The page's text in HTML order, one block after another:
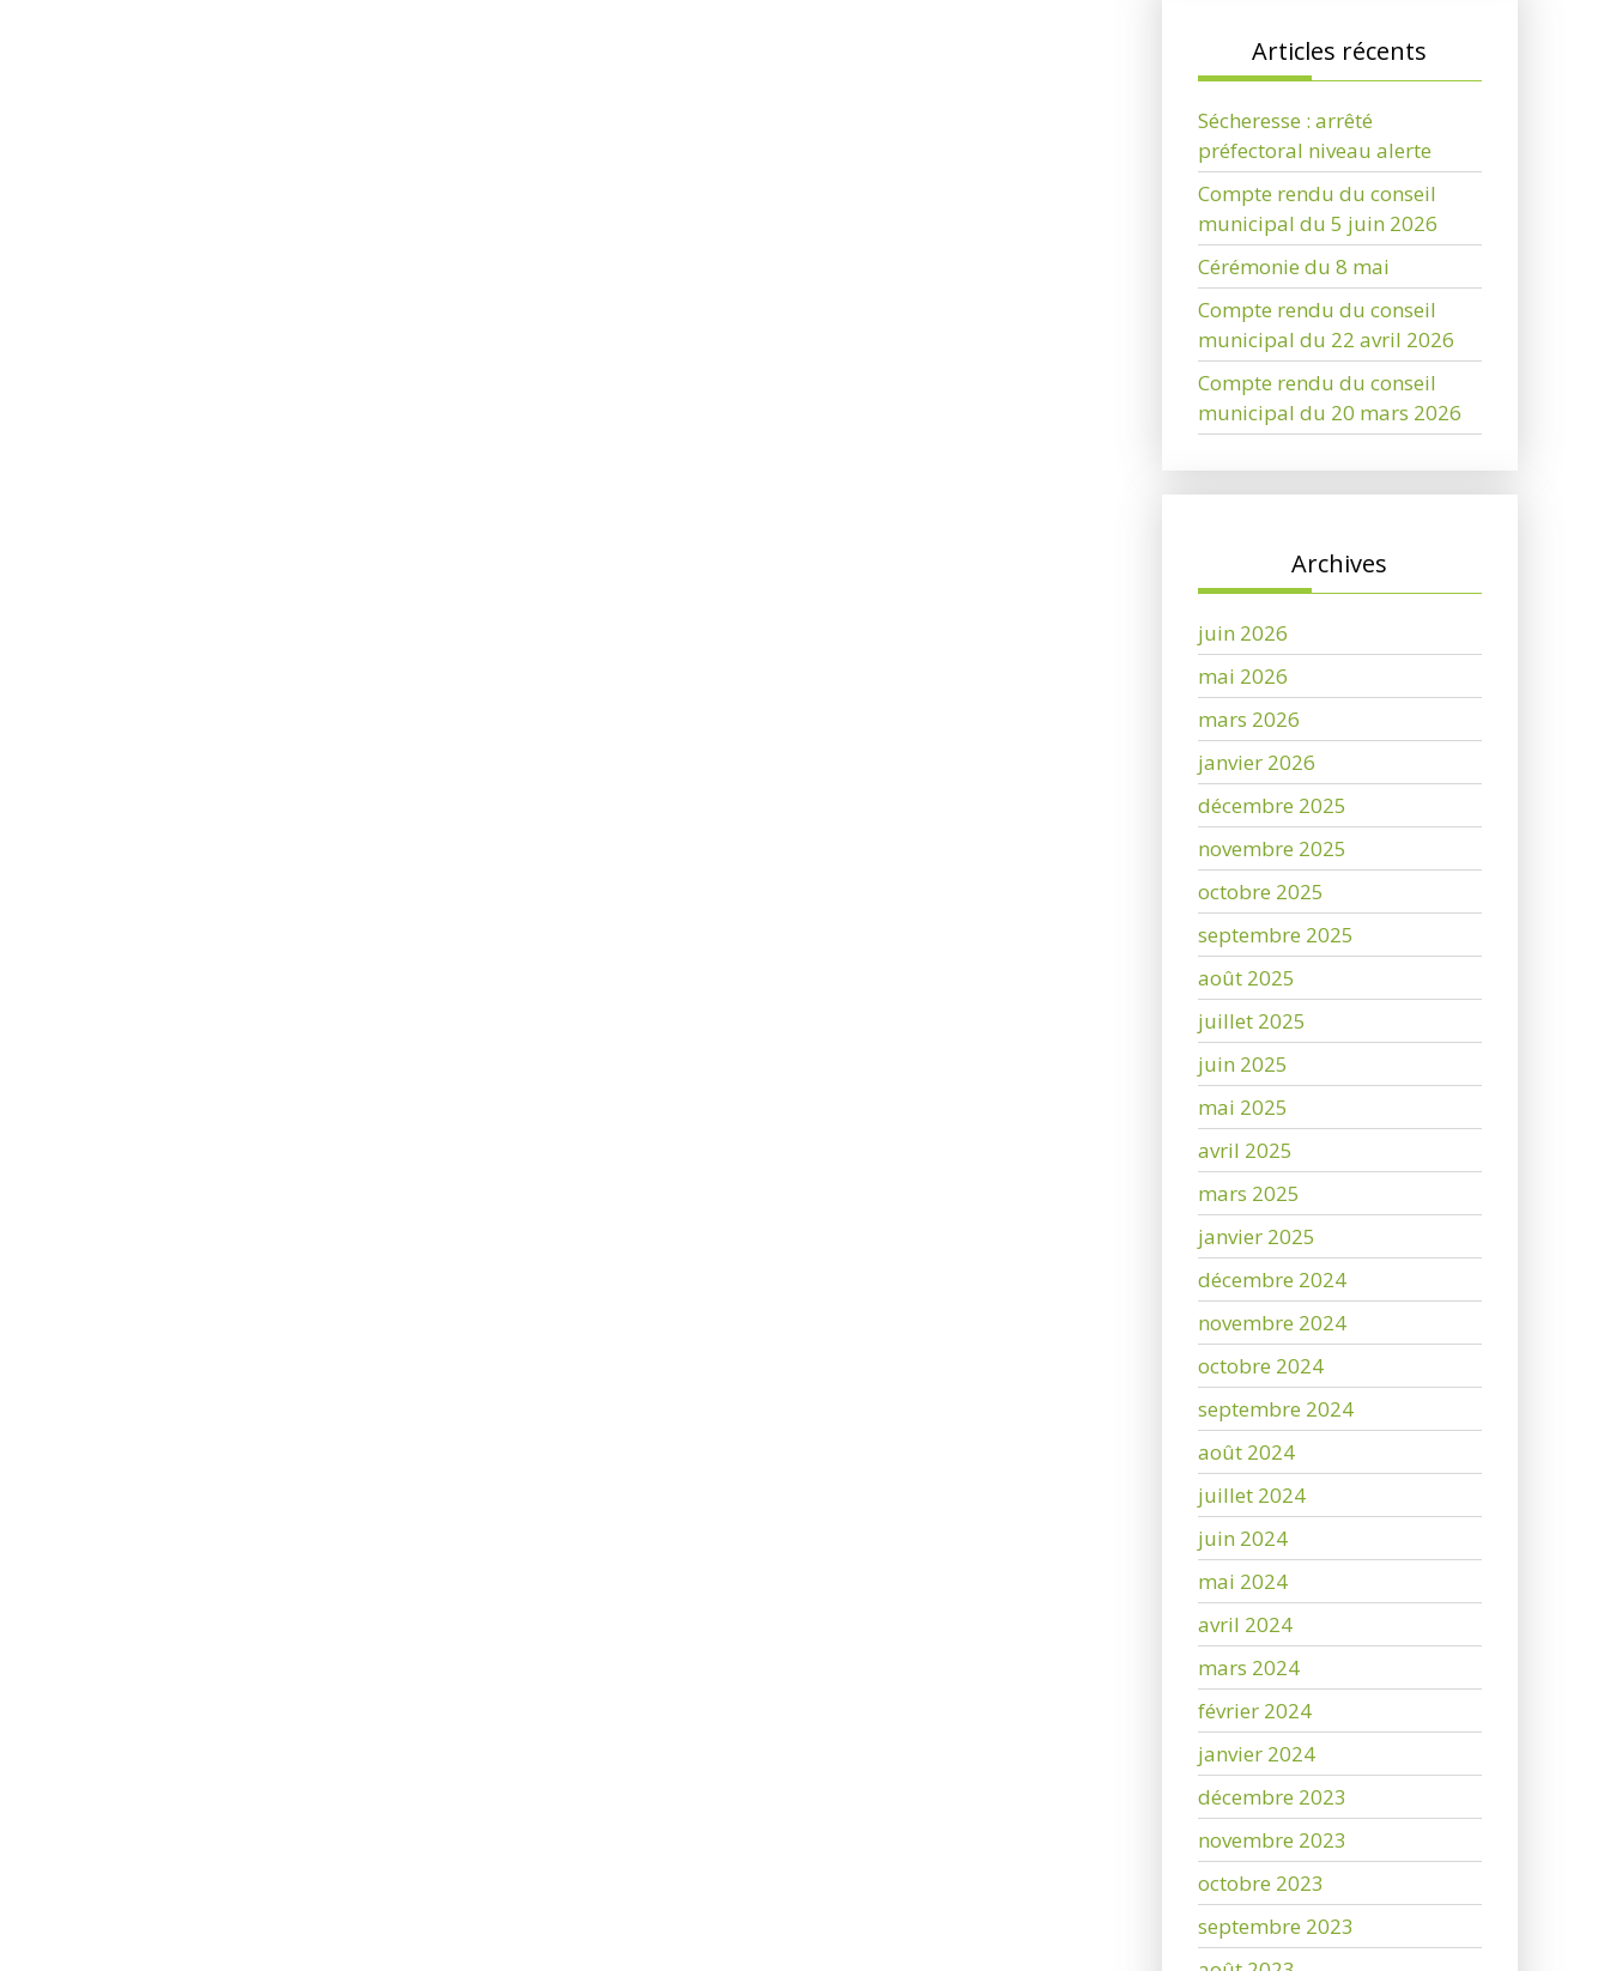
Articles récents
Sécheresse : arrêté
préfectoral niveau alerte
Compte rendu du conseil
municipal du 5 juin 2026
Cérémonie du 8 mai
Compte rendu du conseil
municipal du 22 avril 2026
Compte rendu du conseil
municipal du 20 mars 2026
Archives
juin 2026
mai 2026
mars 2026
janvier 2026
décembre 2025
novembre 2025
octobre 2025
septembre 2025
août 2025
juillet 2025
juin 2025
mai 2025
avril 2025
mars 2025
janvier 2025
décembre 2024
novembre 2024
octobre 2024
septembre 2024
août 2024
juillet 2024
juin 2024
mai 2024
avril 2024
mars 2024
février 2024
janvier 2024
décembre 2023
novembre 2023
octobre 2023
septembre 2023